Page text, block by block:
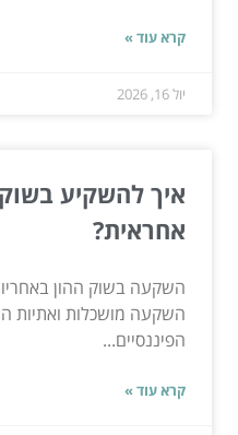
קרא עוד »
יול 16, 2026
איך להשקיע
אחראית?
השקעה בשוק ההון
השקעה מושכלות ואתיות
הפיננסיים...
קרא עוד »